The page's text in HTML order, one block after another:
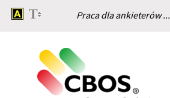
Praca dla ankieterów ...